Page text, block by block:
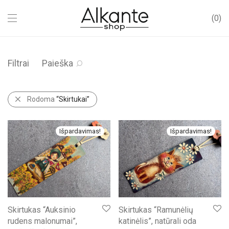
0
Filtrai Paieška
Rodoma “Skirtukai”
Išpardavimas!
Skirtukas “Auksinio
rudens malonumai”,
Išpardavimas!
Skirtukas “Ramunėlių
katinėlis”, natūrali oda